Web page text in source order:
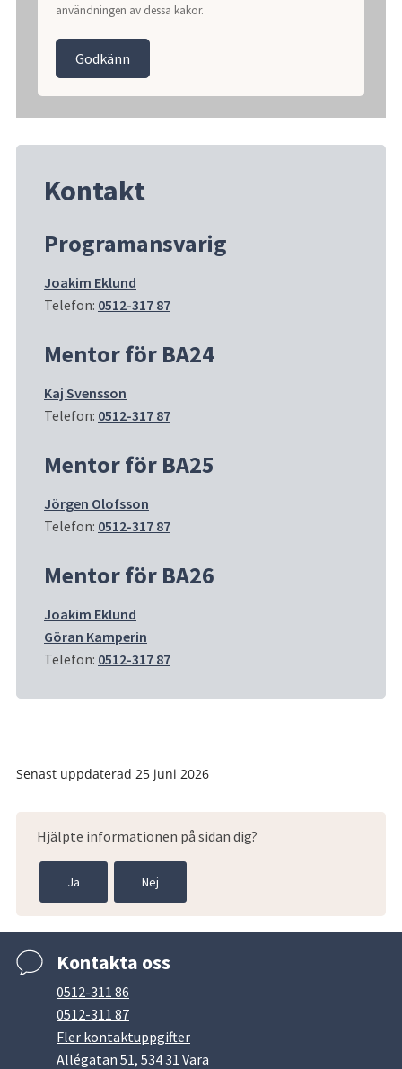
användningen av dessa kakor.
Godkänn
Kontakt
Programansvarig
Joakim Eklund
Telefon: 0512-317 87
Mentor för BA24
Kaj Svensson
Telefon: 0512-317 87
Mentor för BA25
Jörgen Olofsson
Telefon: 0512-317 87
Mentor för BA26
Joakim Eklund
Göran Kamperin
Telefon: 0512-317 87
Senast uppdaterad 25 juni 2026
Hjälpte informationen på sidan dig?
Ja Nej
Kontakta oss
0512-311 86
0512-311 87
Fler kontaktuppgifter
Allégatan 51, 534 31 Vara